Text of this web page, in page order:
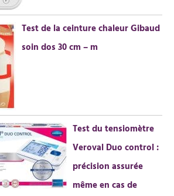
Test de la ceinture chaleur Gibaud
soin dos 30 cm – m
Test du tensiomètre
Veroval Duo control :
précision assurée
même en cas de